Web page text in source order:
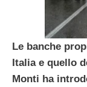
Le banche
Italia e quello
Monti ha